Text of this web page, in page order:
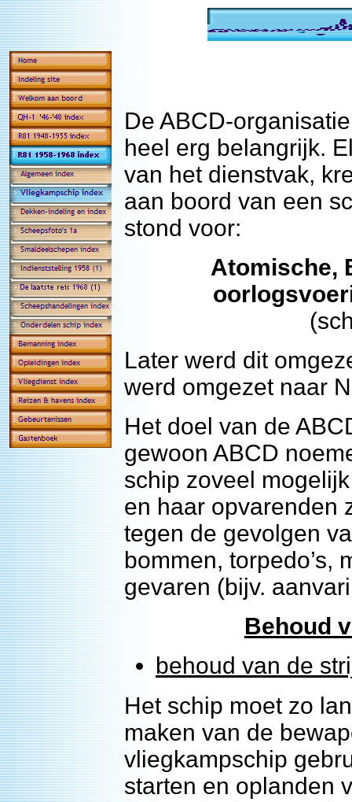
De ABCD-
heel erg belangrijk.
van het dienstvak,
aan boord van een
stond voor:
Atomische,
Later werd dit
werd omgezet naar
Het doel van de
gewoon ABCD
schip zoveel
en haar opvarenden
tegen de gevolgen
bommen, torpedo’s,
gevaren (bijv.
Behoud
behoud van de
Het schip moet zo
maken van de
vliegkampschip
starten en oplanden